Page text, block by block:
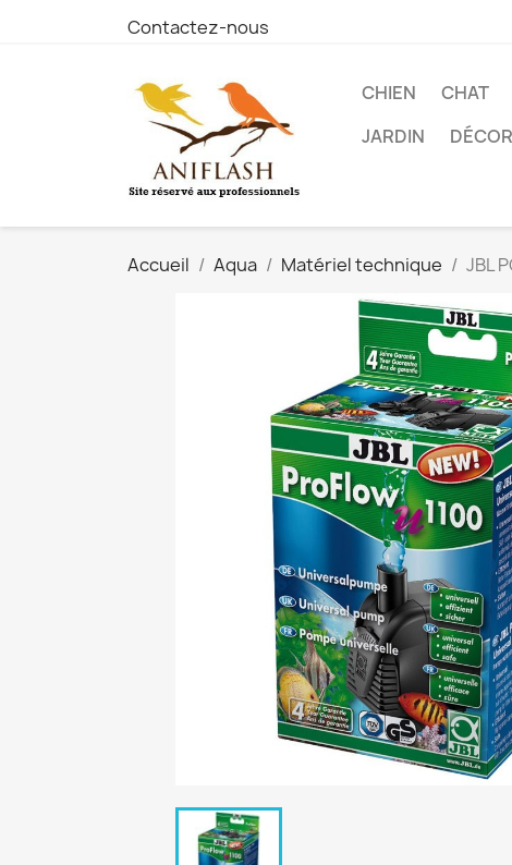
Contactez-nous
CHIEN CHAT
JARDIN
Accueil Aqua Matériel technique JBL